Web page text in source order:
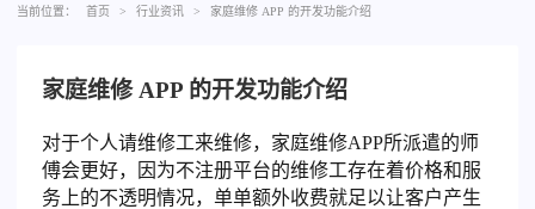
当前位置： 首页 > 行业资讯 > 家庭维修 APP 的开发功能介绍
家庭维修 APP 的开发功能介绍
对于个人请维修工来维修，家庭维修APP所派遣的师
傅会更好，因为不注册平台的维修工存在着价格和服
务上的不透明情况，单单额外收费就足以让客户产生